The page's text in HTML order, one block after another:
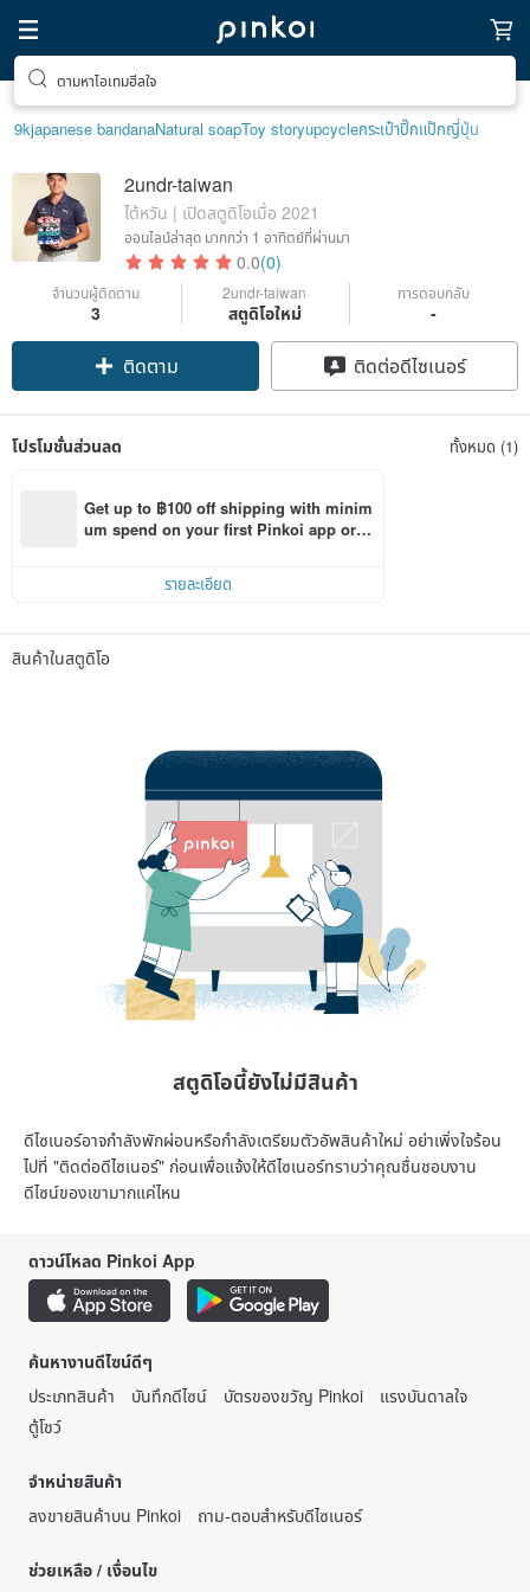
ตามหาไอเทมฮีลใจ
9kjapanese bandanaNatural soapToy storyupcycleกระเป๋าปิ๊กแป๊กญี่ปุ่น
2undr-taiwan
ไต้หวัน | เปิดสตูดิโอเมื่อ 2021
ออนไลน์ล่าสุด มากกว่า 1 อาทิตย์ที่ผ่านมา
0.0(0)
จำนวนผู้ติดตาม
3
2undr-taiwan
สตูดิโอใหม่
การตอบกลับ
-
ติดตาม ติดต่อดีไซเนอร์
โปรโมชั่นส่วนลด ทั้งหมด (1)
Get up to ฿100 off shipping with minim
um spend on your first Pinkoi app orde
รายละเอียด
สินค้าในสตูดิโอ
สตูดิโอนี้ยังไม่มีสินค้า
ดีไซเนอร์อาจกำลังพักผ่อนหรือกำลังเตรียมตัวอัพสินค้าใหม่ อย่าเพิ่งใจร้อน
ไปที่ "ติดต่อดีไซเนอร์" ก่อนเพื่อแจ้งให้ดีไซเนอร์ทราบว่าคุณชื่นชอบงาน
ดีไซน์ของเขามากแค่ไหน
ดาวน์โหลด Pinkoi App
ค้นหางานดีไซน์ดีๆ
ประเภทสินค้า
บันทึกดีไซน์ บัตรของขวัญ Pinkoi
แรงบันดาลใจ
ตู้โชว์
จำหน่ายสินค้า
ลงขายสินค้าบน Pinkoi
ถาม-ตอบสำหรับดีไซเนอร์
ช่วยเหลือ / เงื่อนไข